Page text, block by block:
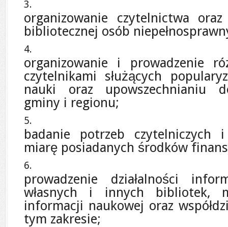
organizowanie czytelnictwa oraz
bibliotecznej osób
organizowanie i prowadzenie
czytelnikami służących
nauki oraz upowszechnianiu
gminy i regionu;
badanie potrzeb czytelniczych
miarę posiadanych środków
prowadzenie działalności
własnych i innych bibliotek,
informacji naukowej oraz
tym zakresie;